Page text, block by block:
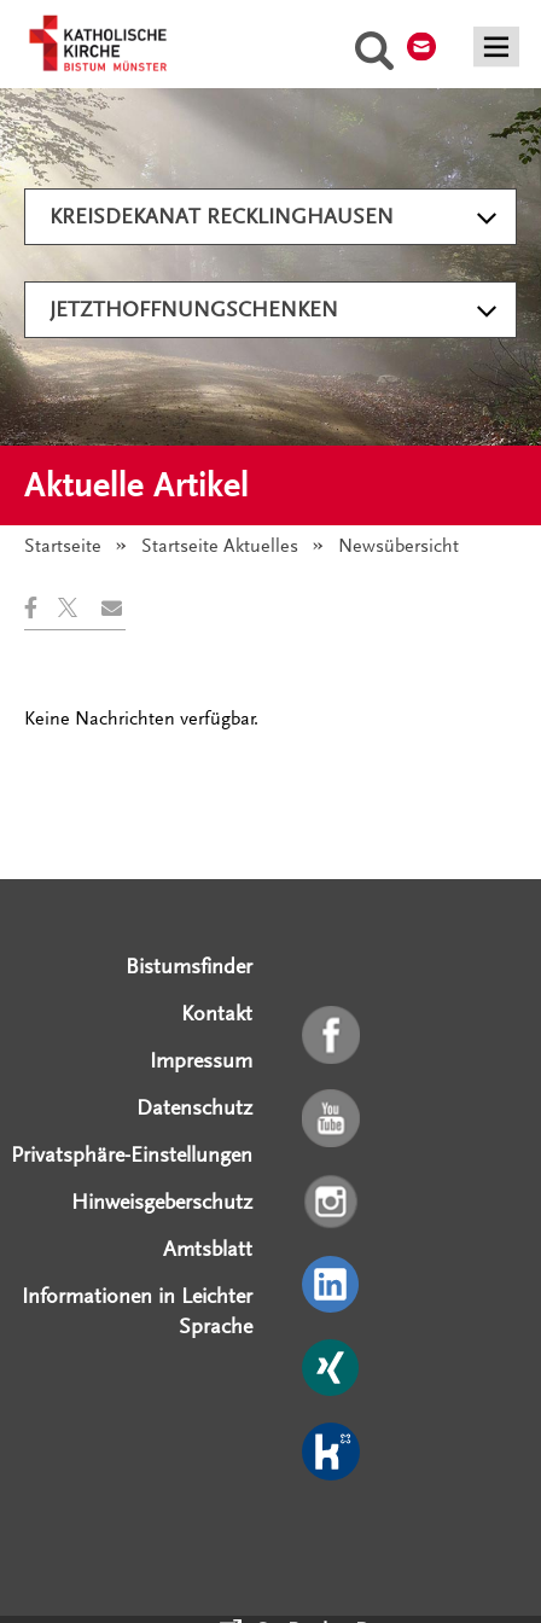
Suche
Aktuelle Artikel
Artikel filtern
KREISDEKANAT RECKLINGHAUSEN
JETZTHOFFNUNGSCHENKEN
Startseite Startseite Aktuelles Angezeigt:
Newsübersicht
Keine Nachrichten verfügbar.
Bistumsfinder
Kontakt
Impressum
Datenschutz
Privatsphäre-Einstellungen
Hinweisgeberschutz
Amtsblatt
Informationen in Leichter
Sprache